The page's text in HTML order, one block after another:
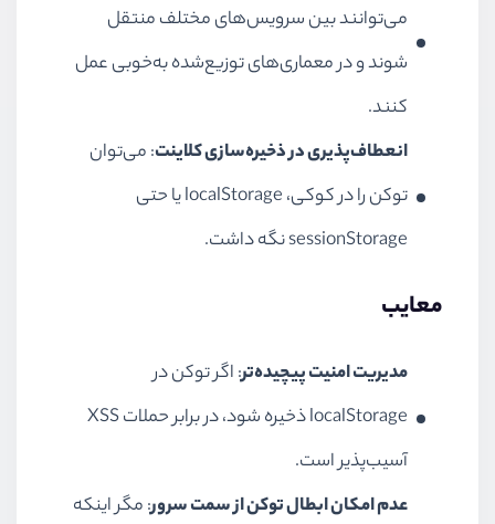
می‌توانند بین سرویس‌های مختلف منتقل
شوند و در معماری‌های توزیع‌شده به‌خوبی عمل
کنند.
انعطاف‌پذیری در ذخیره‌سازی کلاینت: می‌توان
توکن را در کوکی، localStorage یا حتی
sessionStorage نگه داشت.
معایب
مدیریت امنیت پیچیده‌تر: اگر توکن در
localStorage ذخیره شود، در برابر حملات XSS
آسیب‌پذیر است.
عدم امکان ابطال توکن از سمت سرور: مگر اینکه